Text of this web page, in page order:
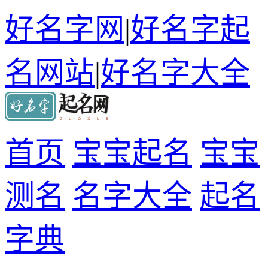
好名字网|好名字起
名网站|好名字大全
首页 宝宝起名 宝宝
测名 名字大全 起名
字典